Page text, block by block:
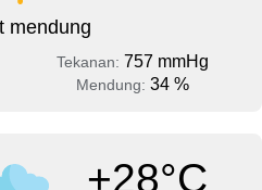
mendung
Tekanan: 757 mmHg
Mendung: 34 %
+28°C